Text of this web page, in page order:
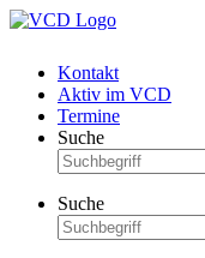
Kontakt
Aktiv im VCD
Termine
Suche
Suche